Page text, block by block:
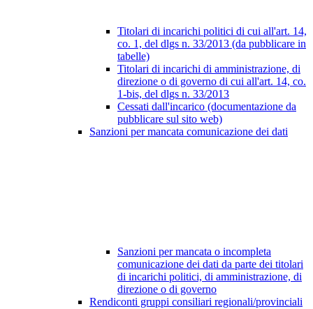
Titolari di incarichi politici di cui all'art. 14,
co. 1, del dlgs n. 33/2013 (da pubblicare in
tabelle)
Titolari di incarichi di amministrazione, di
direzione o di governo di cui all'art. 14, co.
1-bis, del dlgs n. 33/2013
Cessati dall'incarico (documentazione da
pubblicare sul sito web)
Sanzioni per mancata comunicazione dei dati
Sanzioni per mancata o incompleta
comunicazione dei dati da parte dei titolari
di incarichi politici, di amministrazione, di
direzione o di governo
Rendiconti gruppi consiliari regionali/provinciali